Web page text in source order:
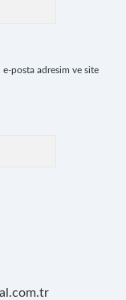
e-posta adresim ve site